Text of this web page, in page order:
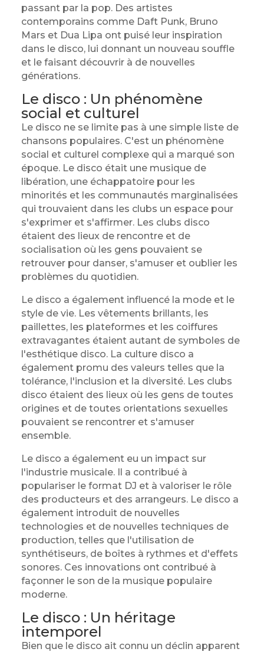
passant par la pop. Des artistes
contemporains comme Daft Punk, Bruno
Mars et Dua Lipa ont puisé leur inspiration
dans le disco, lui donnant un nouveau souffle
et le faisant découvrir à de nouvelles
générations.
Le disco : Un phénomène
social et culturel
Le disco ne se limite pas à une simple liste de
chansons populaires. C'est un phénomène
social et culturel complexe qui a marqué son
époque. Le disco était une musique de
libération, une échappatoire pour les
minorités et les communautés marginalisées
qui trouvaient dans les clubs un espace pour
s'exprimer et s'affirmer. Les clubs disco
étaient des lieux de rencontre et de
socialisation où les gens pouvaient se
retrouver pour danser, s'amuser et oublier les
problèmes du quotidien.
Le disco a également influencé la mode et le
style de vie. Les vêtements brillants, les
paillettes, les plateformes et les coiffures
extravagantes étaient autant de symboles de
l'esthétique disco. La culture disco a
également promu des valeurs telles que la
tolérance, l'inclusion et la diversité. Les clubs
disco étaient des lieux où les gens de toutes
origines et de toutes orientations sexuelles
pouvaient se rencontrer et s'amuser
ensemble.
Le disco a également eu un impact sur
l'industrie musicale. Il a contribué à
populariser le format DJ et à valoriser le rôle
des producteurs et des arrangeurs. Le disco a
également introduit de nouvelles
technologies et de nouvelles techniques de
production, telles que l'utilisation de
synthétiseurs, de boîtes à rythmes et d'effets
sonores. Ces innovations ont contribué à
façonner le son de la musique populaire
moderne.
Le disco : Un héritage
intemporel
Bien que le disco ait connu un déclin apparent